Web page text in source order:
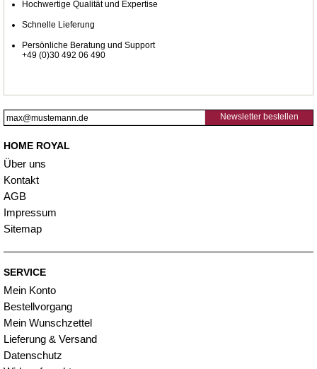
Hochwertige Qualität und Expertise
Schnelle Lieferung
Persönliche Beratung und Support
+49 (0)30 492 06 490
Newsletter bestellen
HOME ROYAL
Über uns
Kontakt
AGB
Impressum
Sitemap
SERVICE
Mein Konto
Bestellvorgang
Mein Wunschzettel
Lieferung & Versand
Datenschutz